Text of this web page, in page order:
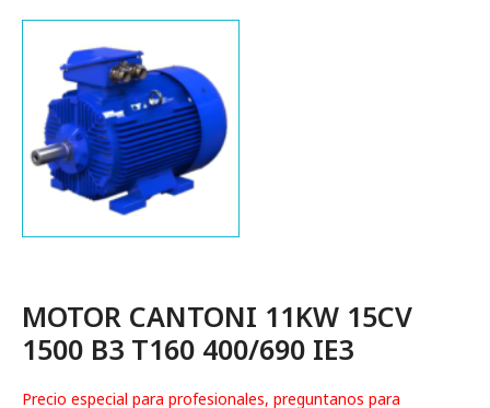
MOTOR CANTONI 11KW 15CV
1500 B3 T160 400/690 IE3
Precio especial para profesionales, preguntanos para